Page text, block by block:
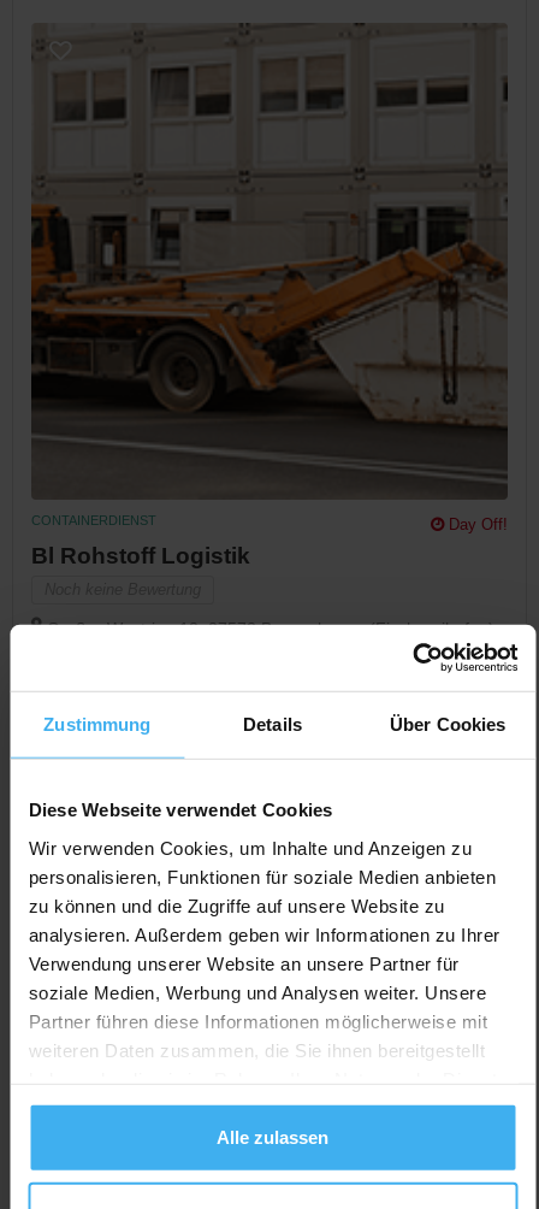
Zustimmung Details Über Cookies
Diese Webseite verwendet Cookies
Wir verwenden Cookies, um Inhalte und Anzeigen zu
personalisieren, Funktionen für soziale Medien anbieten
zu können und die Zugriffe auf unsere Website zu
analysieren. Außerdem geben wir Informationen zu Ihrer
Verwendung unserer Website an unsere Partner für
soziale Medien, Werbung und Analysen weiter. Unsere
Partner führen diese Informationen möglicherweise mit
weiteren Daten zusammen, die Sie ihnen bereitgestellt
gesammelt haben.
Alle zulassen
CONTAINERDIENST Day Off!
Bl Rohstoff Logistik
Großer Westring 12, 27572 Bremerhaven (Fischereihafen),